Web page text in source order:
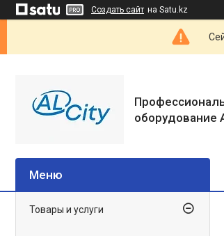
Создать сайт на Satu.kz
оборудование
Товары и услуги